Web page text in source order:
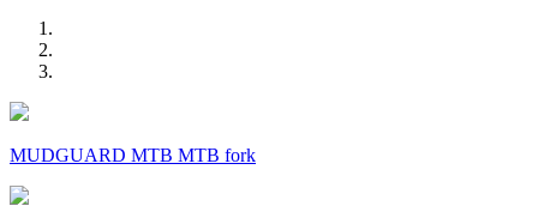
MUDGUARD MTB MTB fork